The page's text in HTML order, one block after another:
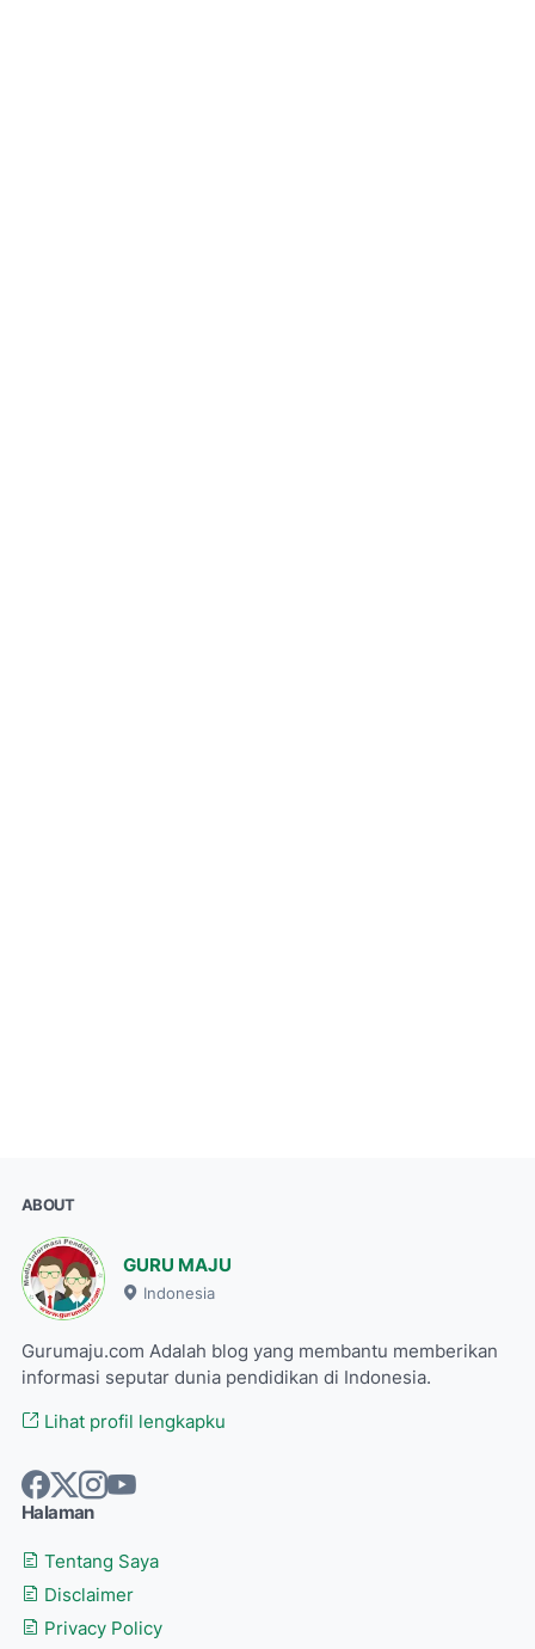
ABOUT
GURU MAJU
Indonesia
Gurumaju.com Adalah blog yang membantu memberikan
informasi seputar dunia pendidikan di Indonesia.
Lihat profil lengkapku
Halaman
Tentang Saya
Disclaimer
Privacy Policy